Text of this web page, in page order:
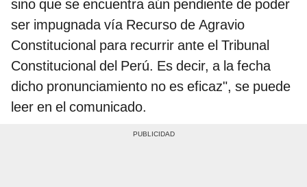
sino que se encuentra aún pendiente de poder
ser impugnada vía Recurso de Agravio
Constitucional para recurrir ante el Tribunal
Constitucional del Perú. Es decir, a la fecha
dicho pronunciamiento no es eficaz", se puede
leer en el comunicado.